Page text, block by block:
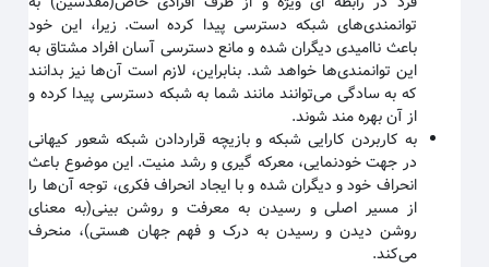
توانمندی‌های شبکه دسترسی پیدا کرده است. زیرا، این خود
باعث ناامیدی دیگران شده و مانع دسترسی آسان افراد مشتاق به
این توانمندی‌ها خواهد شد. بنابراین، لازم است آن‌ها نیز بدانند
که به سادگی می‌توانند مانند شما به شبکه دسترسی پیدا کرده و
از آن بهره مند شوند.
به کاربردن کارایی شبکه و بازیچه قراردادن شبکه شعور کیهانی
در جهت خودنمایی، معرکه گیری و رشد منیت. این موضوع باعث
انحراف خود و دیگران شده و با ایجاد انحراف فکری، توجه آن‌ها را
از مسیر اصلی و رسیدن به معرفت و روشن بینی(به معنای
روشن دیدن و رسیدن به درک و فهم جهان هستی)، منحرف
می‌کند.